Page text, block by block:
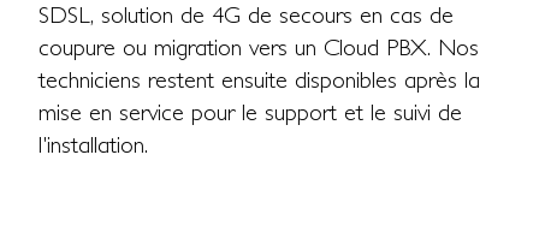
SDSL, solution de 4G de secours en cas de
coupure ou migration vers un Cloud PBX. Nos
techniciens restent ensuite disponibles après la
mise en service pour le support et le suivi de
l'installation.